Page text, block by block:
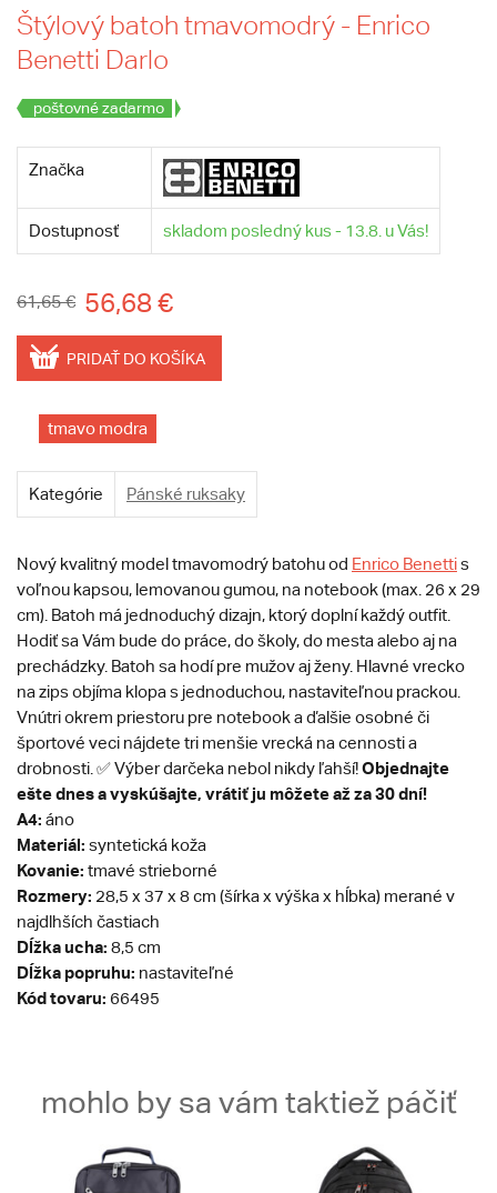
Štýlový batoh tmavomodrý - Enrico
Benetti Darlo
poštovné zadarmo
Značka
Dostupnosť skladom posledný kus - 13.8. u Vás!
61,65 € 56,68 €
PRIDAŤ DO KOŠÍKA
tmavo modra
Kategórie Pánské ruksaky
Nový kvalitný model tmavomodrý batohu od Enrico Benettis
voľnou kapsou, lemovanou gumou, na notebook (max. 26 x 29
cm). Batoh má jednoduchý dizajn, ktorý doplní každý outfit.
Hodiť sa Vám bude do práce, do školy, do mesta alebo aj na
prechádzky. Batoh sa hodí pre mužov aj ženy. Hlavné vrecko
na zips objíma klopa s jednoduchou, nastaviteľnou prackou.
Vnútri okrem priestoru pre notebook a ďalšie osobné či
športové veci nájdete tri menšie vrecká na cennosti a
drobnosti. ✅ Výber darčeka nebol nikdy ľahší!Objednajte
ešte dnes a vyskúšajte, vrátiť ju môžete až za 30 dní!
A4: áno
Materiál: syntetická koža
Kovanie: tmavé strieborné
Rozmery: 28,5 x 37 x 8 cm (šírka x výška x hĺbka) merané v
najdlhších častiach
Dĺžka ucha: 8,5 cm
Dĺžka popruhu: nastaviteľné
Kód tovaru: 66495
mohlo by sa vám taktiež páčiť